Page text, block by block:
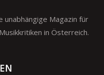
unabhängige Magazin für
in Österreich.